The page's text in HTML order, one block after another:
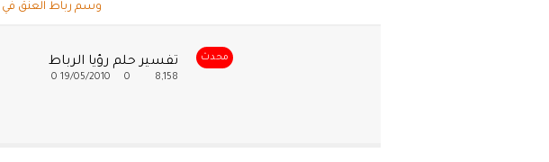
وسم رباط العنق في
محدث تفسير حلم رؤيا الرباط
8,158
19/05/2010
0